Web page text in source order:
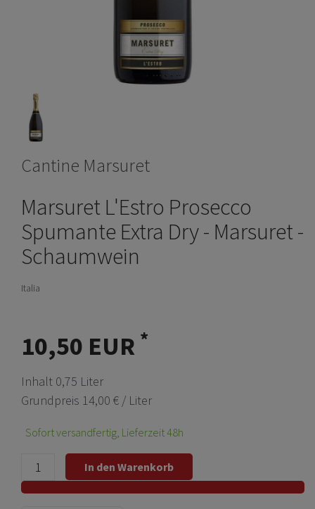
Cantine Marsuret
Marsuret L'Estro Prosecco
Spumante Extra Dry - Marsuret -
Schaumwein
Italia
10,50 EUR *
Inhalt 0,75 Liter
Grundpreis 14,00 € / Liter
Sofort versandfertig, Lieferzeit 48h
In den Warenkorb